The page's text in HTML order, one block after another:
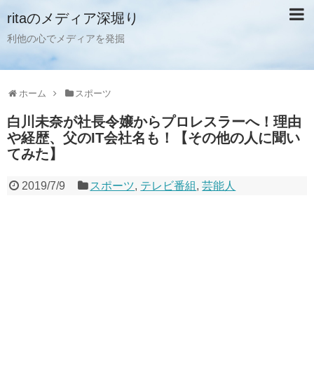
ritaのメディア深堀り
利他の心でメディアを発掘
ホーム スポーツ
白川未奈が社長令嬢からプロレスラーへ！理由
や経歴、父のIT会社名も！【その他の人に聞い
てみた】
2019/7/9 スポーツ, テレビ番組 ,芸能人